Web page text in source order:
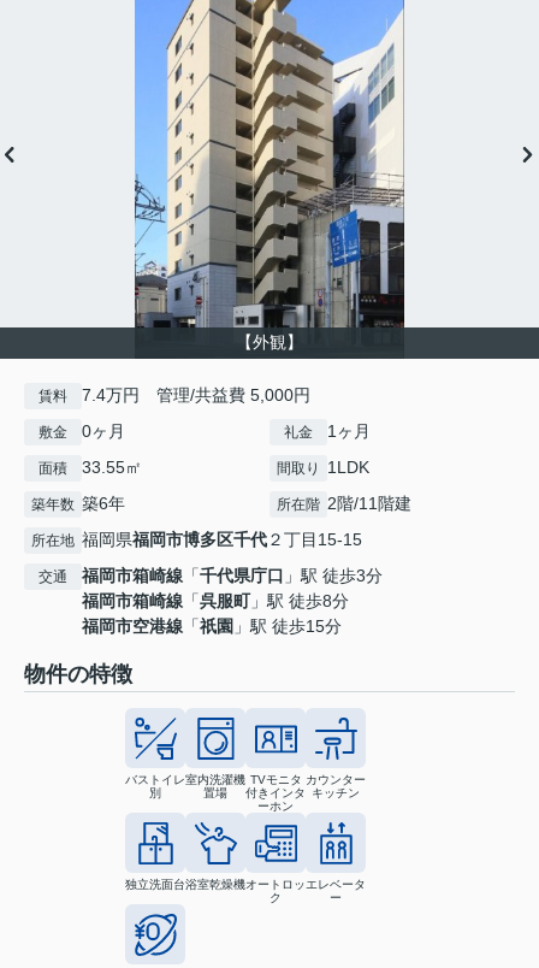
【外観】
賃料 7.4万円 管理/共益費 5,000円
敷金 0ヶ月 礼金 1ヶ月
面積 33.55㎡ 間取り 1LDK
築年数 築6年 所在階 2階/11階建
所在地 福岡県福岡市博多区千代２丁目15-15
交通 福岡市箱崎線 「千代県庁口 」駅 徒歩3分
福岡市箱崎線 「呉服町」駅 徒歩8分
福岡市空港線 「祇園 」駅 徒歩15分
物件の特徴
バストイレ
別
室内洗濯機
置場
TVモニタ
付きインタ
ーホン
カウンター
キッチン
独立洗面台浴室乾燥機オートロッ
ク
エレベータ
ー